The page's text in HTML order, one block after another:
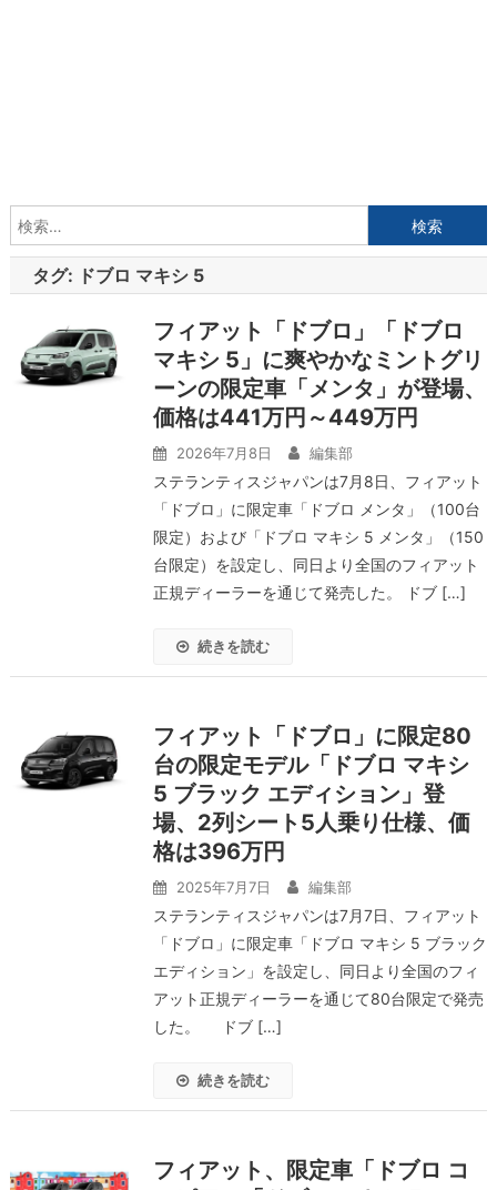
索:
タグ: ドブロ マキシ 5
フィアット「ドブロ」「ドブロ
マキシ 5」に爽やかなミントグリ
ーンの限定車「メンタ」が登場、
価格は441万円～449万円
2026年7月8日 編集部
ステランティスジャパンは7月8日、フィアット
「ドブロ」に限定車「ドブロ メンタ」（100台
限定）および「ドブロ マキシ 5 メンタ」（150
台限定）を設定し、同日より全国のフィアット
正規ディーラーを通じて発売した。 ドブ […]
続きを読む
フィアット「ドブロ」に限定80
台の限定モデル「ドブロ マキシ
5 ブラック エディション」登
場、2列シート5人乗り仕様、価
格は396万円
2025年7月7日 編集部
ステランティスジャパンは7月7日、フィアット
「ドブロ」に限定車「ドブロ マキシ 5 ブラック
エディション」を設定し、同日より全国のフィ
アット正規ディーラーを通じて80台限定で発売
した。 ドブ […]
続きを読む
フィアット、限定車「ドブロ コ